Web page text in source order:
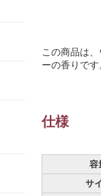
この商品は
ーの香りです
仕様
容
サ